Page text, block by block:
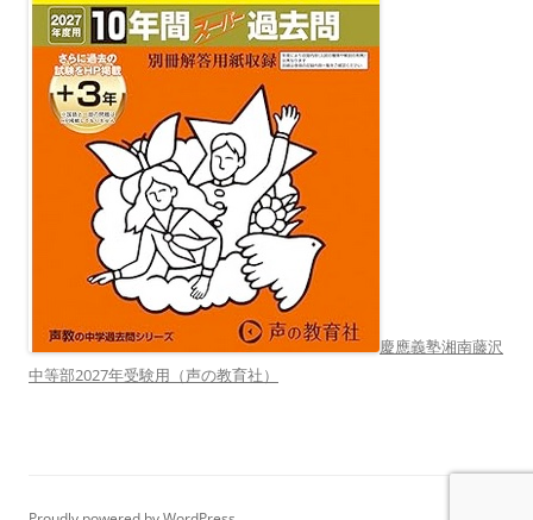
慶應義塾湘南藤沢
中等部2027年受験用（声の教育社）